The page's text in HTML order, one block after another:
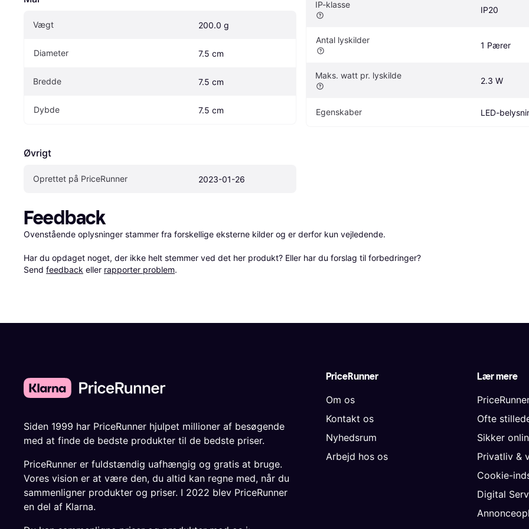
Vægt 200.0 g
Diameter 7.5 cm
Bredde 7.5 cm
Dybde 7.5 cm
Øvrigt
Oprettet på PriceRunner 2023-01-26
IP-klasse
IP20
Antal lyskilder
1 Pærer
Maks. watt pr. lyskilde
2.3 W
Egenskaber LED-
Feedback
Ovenstående oplysninger stammer fra forskellige eksterne kilder og er derfor kun vejledende.
Har du opdaget noget, der ikke helt stemmer ved det her produkt? Eller har du forslag til forbedringer?
Send feedback eller rapporter problem.
PriceRunner
Om os
Kontakt os
Nyhedsrum
Arbejd hos os
Lær mere
Ofte
Sikker
Privatliv &
Cookie-
Digital
Siden 1999 har PriceRunner hjulpet millioner af besøgende
med at finde de bedste produkter til de bedste priser.
PriceRunner er fuldstændig uafhængig og gratis at bruge.
Vores vision er at være den, du altid kan regne med, når du
sammenligner produkter og priser. I 2022 blev PriceRunner
en del af Klarna.